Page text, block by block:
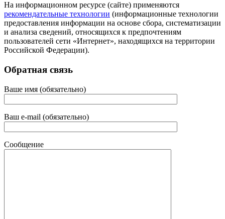
На информационном ресурсе (сайте) применяются
рекомендательные технологии (информационные технологии
предоставления информации на основе сбора, систематизации
и анализа сведений, относящихся к предпочтениям
пользователей сети «Интернет», находящихся на территории
Российской Федерации).
Обратная связь
Ваше имя (обязательно)
Ваш e-mail (обязательно)
Сообщение